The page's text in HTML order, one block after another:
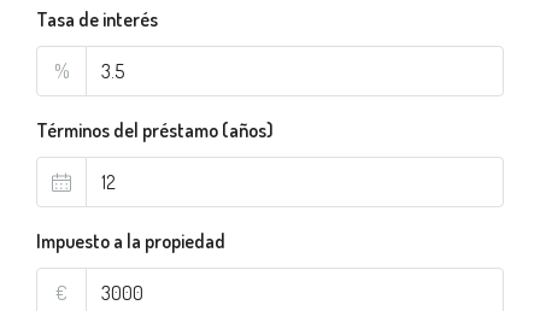
Tasa de interés
%
Términos del préstamo (años)
Impuesto a la propiedad
€